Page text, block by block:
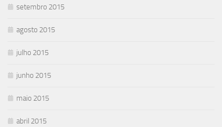
setembro 2015
agosto 2015
julho 2015
junho 2015
maio 2015
abril 2015